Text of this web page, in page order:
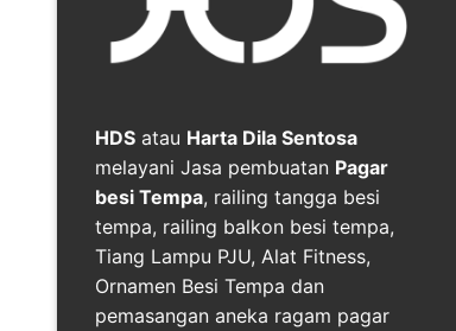
HDS atau Harta Dila Sentosa
melayani Jasa pembuatan Pagar
besi Tempa, railing tangga besi
tempa, railing balkon besi tempa,
Tiang Lampu PJU, Alat Fitness,
Ornamen Besi Tempa dan
pemasangan aneka ragam pagar